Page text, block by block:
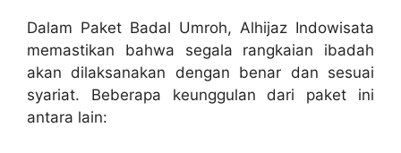
Dalam Paket Badal Umroh, Alhijaz Indowisata
memastikan bahwa segala rangkaian ibadah
akan dilaksanakan dengan benar dan sesuai
syariat. Beberapa keunggulan dari paket ini
antara lain: